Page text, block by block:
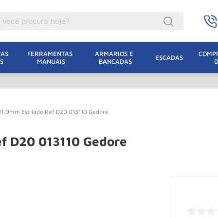
FERRAMENTAS
MANUAIS
ARMARIOS E
BANCADAS
ESCADAS
Estriado Ref D20 013110 Gedore
D20 013110 Gedore